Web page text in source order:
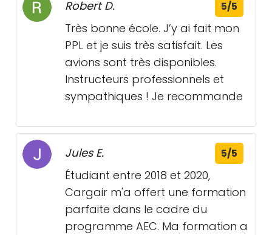
Robert D. 5/5
Très bonne école. J’y ai fait mon
PPL et je suis très satisfait. Les
avions sont très disponibles.
Instructeurs professionnels et
sympathiques ! Je recommande
Jules E. 5/5
Étudiant entre 2018 et 2020,
Cargair m'a offert une formation
parfaite dans le cadre du
programme AEC. Ma formation a